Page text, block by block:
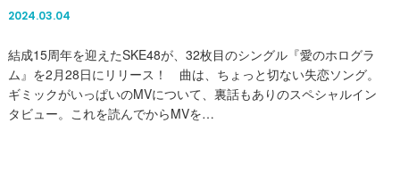
2024.03.04
結成15周年を迎えたSKE48が、32枚目のシングル『愛のホログラ
ム』を2月28日にリリース！ 曲は、ちょっと切ない失恋ソング。
ギミックがいっぱいのMVについて、裏話もありのスペシャルイン
タビュー。これを読んでからMVを…